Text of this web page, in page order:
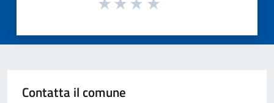
Contatta il comune